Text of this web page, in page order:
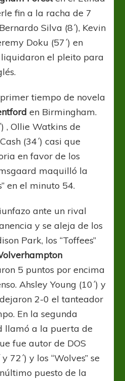
fin a la racha de 7
Silva (8´), Kevin
Doku (57´) en
el pleito para
tiempo de novela
en Birmingham.
, Ollie Watkins de
(34´) casi que
en favor de los
maquilló la
en el minuto 54.
ante un rival
y se aleja de los
Park, los “Toffees”
5 puntos por encima
Ahsley Young (10´) y
2-0 el tanteador
En la segunda
llamó a la puerta de
fue autor de DOS
72´) y los “Wolves” se
puesto de la